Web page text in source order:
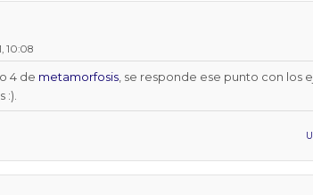
10:08
4 de metamorfosis , se responde ese punto con los